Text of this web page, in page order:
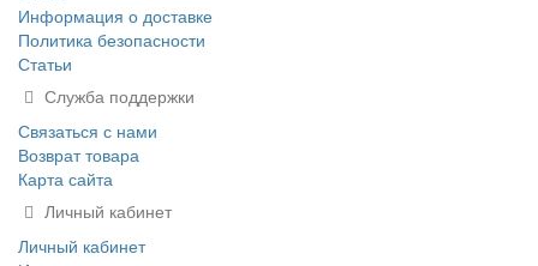
Информация о доставке
Политика безопасности
Статьи
Служба поддержки
Связаться с нами
Возврат товара
Карта сайта
Личный кабинет
Личный кабинет